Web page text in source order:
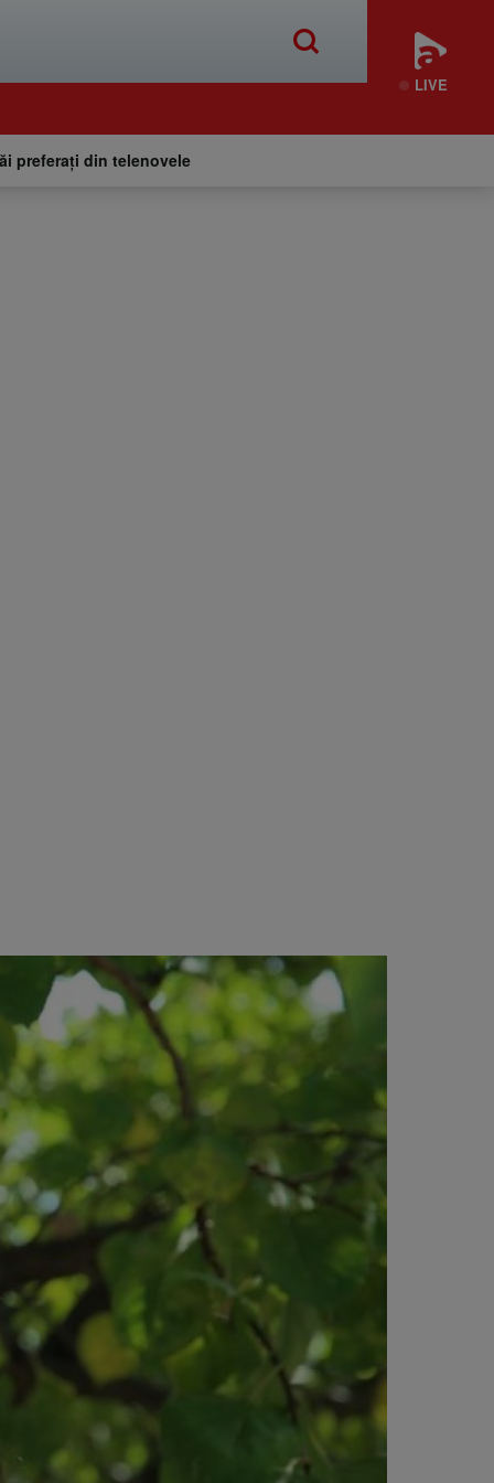
LIVE
preferați din telenovele